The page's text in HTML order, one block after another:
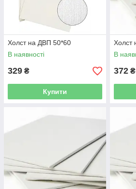
Холст на ДВП 50*60
В наявності
329 ₴
Купити
Холст
В
372 ₴